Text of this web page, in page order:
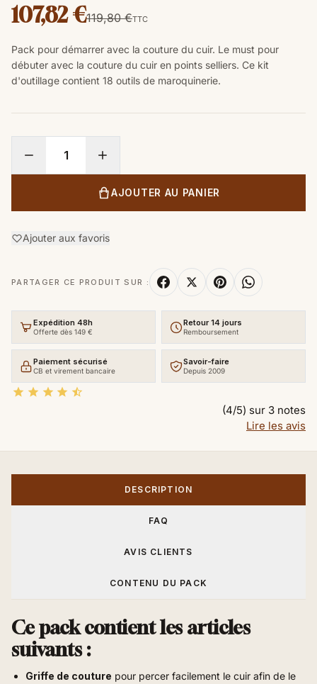
107,82 €119,80 €TTC
Pack pour démarrer avec la couture du cuir. Le must pour
débuter avec la couture du cuir en points selliers. Ce kit
d'outillage contient 18 outils de maroquinerie.
AJOUTER AU PANIER
Ajouter aux favoris
PARTAGER CE PRODUIT SUR :
Expédition 48h
Offerte dès 149 €
Retour 14 jours
Remboursement
Paiement sécurisé
CB et virement bancaire
Savoir-faire
Depuis 2009
    
(4/5) sur 3 notes
Lire les avis
DESCRIPTION
FAQ
AVIS CLIENTS
CONTENU DU PACK
Ce pack contient les articles
suivants :
Griffe de couture pour percer facilement le cuir afin de le